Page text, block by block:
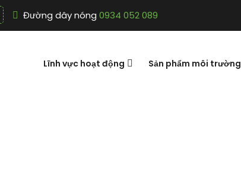
Lĩnh vực hoạt động Sản phẩm môi trường
Đường dây nóng 0934 052 089